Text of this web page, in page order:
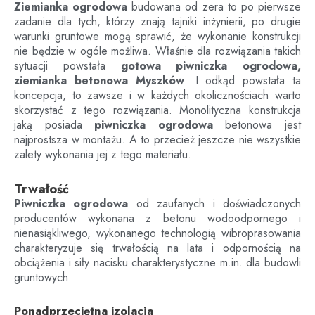
Ziemianka ogrodowa budowana od zera to po pierwsze
zadanie dla tych, którzy znają tajniki inżynierii, po drugie
warunki gruntowe mogą sprawić, że wykonanie konstrukcji
nie będzie w ogóle możliwa. Właśnie dla rozwiązania takich
sytuacji powstała gotowa piwniczka ogrodowa,
ziemianka betonowa Myszków. I odkąd powstała ta
koncepcja, to zawsze i w każdych okolicznościach warto
skorzystać z tego rozwiązania. Monolityczna konstrukcja
jaką posiada piwniczka ogrodowabetonowa jest
najprostsza w montażu. A to przecież jeszcze nie wszystkie
zalety wykonania jej z tego materiału.
Trwałość
Piwniczka ogrodowa od zaufanych i doświadczonych
producentów wykonana z betonu wodoodpornego i
nienasiąkliwego, wykonanego technologią wibroprasowania
charakteryzuje się trwałością na lata i odpornością na
obciążenia i siły nacisku charakterystyczne m.in. dla budowli
gruntowych.
Ponadprzeciętna izolacja